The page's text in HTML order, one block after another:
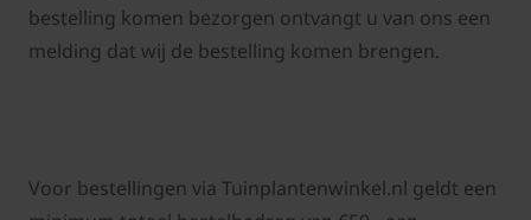
bestelling komen bezorgen ontvangt u van ons een
melding dat wij de bestelling komen brengen.
Voor bestellingen via Tuinplantenwinkel.nl geldt een